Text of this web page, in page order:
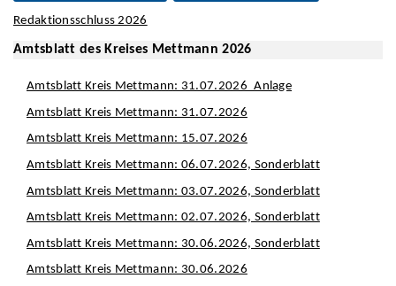
Redaktionsschluss 2026
Amtsblatt des Kreises Mettmann 2026
Amtsblatt Kreis Mettmann: 31.07.2026_Anlage
Amtsblatt Kreis Mettmann: 31.07.2026
Amtsblatt Kreis Mettmann: 15.07.2026
Amtsblatt Kreis Mettmann: 06.07.2026, Sonderblatt
Amtsblatt Kreis Mettmann: 03.07.2026, Sonderblatt
Amtsblatt Kreis Mettmann: 02.07.2026, Sonderblatt
Amtsblatt Kreis Mettmann: 30.06.2026, Sonderblatt
Amtsblatt Kreis Mettmann: 30.06.2026